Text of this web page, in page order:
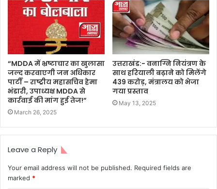
“MDDA में भ्रष्टाचार का खुलासा
जल्द करवाएगी जन अधिकार
पार्टी – राष्ट्रीय महासचिव हेमा
भंडारी, उपाध्यक्ष MDDA से
कार्रवाई की मांग हुई तेज!”
March 26, 2025
उत्तराखंड:- वनाग्नि नियंत्रण के
साथ हरियाली बढ़ाने को मिलेंगे
439 करोड़, मंत्रालय को भेजा
गया प्रस्ताव
May 13, 2025
Leave a Reply
Your email address will not be published. Required fields are
marked *